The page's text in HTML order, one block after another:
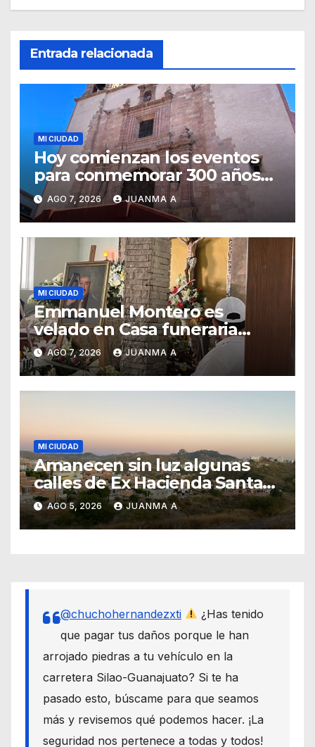
Entrada relacionada
MI CIUDAD
Hoy comienzan los eventos
para conmemorar 300 años
del templo de San Roque
AGO 7, 2026 JUANMA A
MI CIUDAD
Emmanuel Montero es
velado en Casa funeraria
Forasté
AGO 7, 2026 JUANMA A
MI CIUDAD
Amanecen sin luz algunas
calles de Ex Hacienda Santa
Teresa
AGO 5, 2026 JUANMA A
@chuchohernandezxti
¿Has tenido
que pagar tus daños porque le han
arrojado piedras a tu vehículo en la
carretera Silao-Guanajuato? Si te ha
pasado esto, búscame para que seamos
más y revisemos qué podemos hacer. ¡La
seguridad nos pertenece a todas y todos!